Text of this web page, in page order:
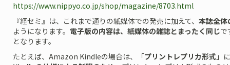
https://www.nippyo.co.jp/shop/magazine/8703.html
『経セミ』は、これまで通りの紙媒体での発売に加えて、 本誌全体
ようになります。 電子版の内容は、紙媒体の雑誌とまったく同じで
となります。
たとえば、Amazon Kindleの場合は、「プリントレプリカ形式 」